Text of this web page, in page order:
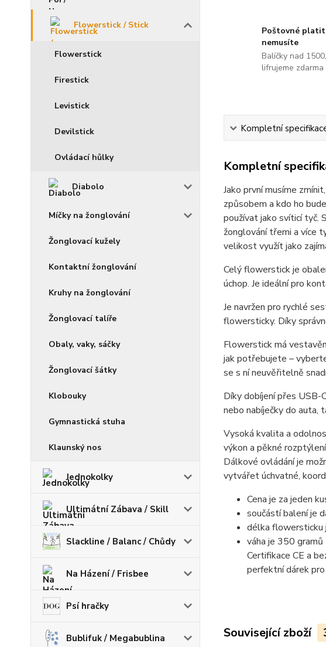
Flowerstick / Stick
Flowerstick
Firestick
Levistick
Devilstick
Ovládací hůlky
Diabolo
Míčky na žonglování
Žonglovací kužely
Kontaktní žonglování
Kruhy na žonglování
Žonglovací talíře
Obaly, vaky, sáčky
Žonglovací šátky
Klobouky
Gymnastická stuha
Klaunský nos
Jednokolky
Ultimátní Zábava / Skill
Slackline / Balanc / Chůdy
Na Házení / Frisbee
Psí hračky
Bublifuk / Megabublina
Poštovné platit
nemusíte
Balíčky nad
lifrujeme zdarma
Kompletní
Kompletní
Jako první musíme
způsobem a kdo ho
používat jako svíticí tyč.
žonglování třemi a více
velikost využít jako
Celý flowerstick je
úchop. Je ideální pro
Je navržen pro rychlé
flowersticky. Díky
Flowerstick má
jak potřebujete –
se s ní neuvěřitelně
Díky dobíjení přes USB-
nebo nabíječky do auta,
Vysoká kvalita a
výkon a pěkné
Dálkové ovládání je
vytvářet úchvatné,
Cena je za jeden
součástí balení je
délka flowersticku
váha je 350 gramů
Certifikace CE a
perfektní dárek
Související zboží